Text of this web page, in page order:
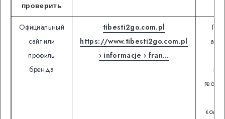
проверить
Официальный
сайт или
профиль
бренда
tibesti2go.com.pl
https://www.tibesti2go.com.pl
› informacje › fran…